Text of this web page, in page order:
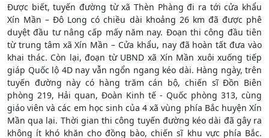
Được biết, tuyến đường từ xã Thèn Phàng đi ra tới cửa khẩu
Xín Mần – Đô Long có chiều dài khoảng 26 km đã được phê
duyệt đầu tư nâng cấp mấy năm nay. Đoạn thi công đầu tiên
từ trung tâm xã Xín Mần – Cửa khẩu, nay đã hoàn tất đưa vào
khai thác. Còn lại, đoạn từ UBND xã Xín Mần xuôi xuống tiếp
giáp Quốc lộ 4D nay vẫn ngổn ngang kéo dài. Hàng ngày, trên
tuyến đường này có hàng trăm cán bộ, chiến sĩ Đồn Biên
phòng 219, Hải quan, Đoàn Kinh tế - Quốc phòng 313, cùng
giáo viên và các em học sinh của 4 xã vùng phía Bắc huyện Xín
Mần qua lại. Thời gian thi công tuyến đường kéo dài đã gây ra
không ít khó khăn cho đồng bào, chiến sĩ khu vực phía Bắc.